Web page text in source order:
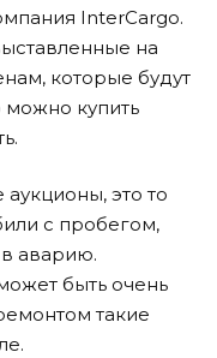
InterCargo.
на
которые будут
можно купить
это то
с пробегом,
аварию.
быть очень
такие